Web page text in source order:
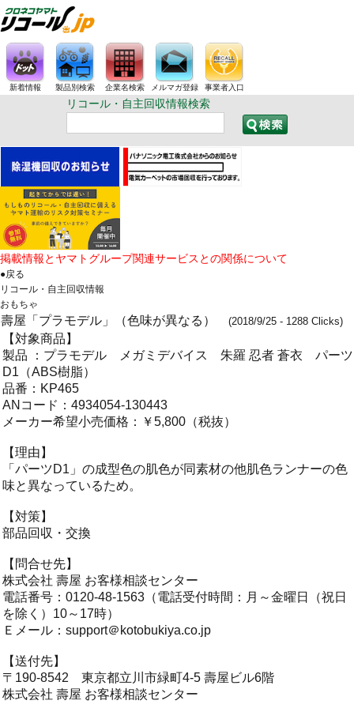
新着情報 製品別検索 企業名検索 メルマガ登録 事業者入口
リコール・自主回収情報検索
掲載情報とヤマトグループ関連サービスとの関係について
●戻る
リコール・自主回収情報
おもちゃ
壽屋「プラモデル」（色味が異なる） (2018/9/25 - 1288 Clicks)
【対象商品】
製品 ：プラモデル メガミデバイス 朱羅 忍者 蒼衣 パーツ
D1（ABS樹脂）
品番：KP465
ANコード：4934054-130443
メーカー希望小売価格：￥5,800（税抜）
【理由】
「パーツD1」の成型色の肌色が同素材の他肌色ランナーの色
味と異なっているため。
【対策】
部品回収・交換
【問合せ先】
株式会社 壽屋 お客様相談センター
電話番号：0120-48-1563（電話受付時間：月～金曜日（祝日
を除く）10～17時）
Ｅメール：support＠kotobukiya.co.jp
【送付先】
〒190-8542 東京都立川市緑町4-5 壽屋ビル6階
株式会社 壽屋 お客様相談センター